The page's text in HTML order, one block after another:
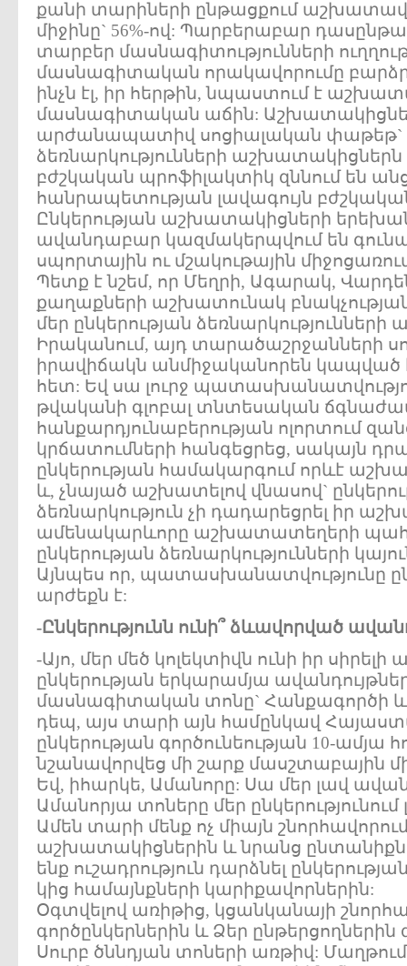
քանի տարիների ընթացքում
միջինը` 56%-ով: Պարբերաբար
տարբեր մասնագիտությունների
մասնագիտական որակավորումը
ինչն էլ, իր հերթին, նպաստում է
մասնագիտական աճին:
արժանապատիվ սոցիալական փաթեթ`
ձեռնարկությունների
բժշկական պրոֆիլակտիկ զննում են
հանրապետության լավագույն
Ընկերության աշխատակիցների
ավանդաբար կազմակերպվում են
սպորտային ու մշակութային
Պետք է նշեմ, որ Մեղրի, Ագարակ,
քաղաքների աշխատունակ բնակչության
մեր ընկերության
Իրականում, այդ տարածաշրջանների
իրավիճակն անմիջականորեն կապված է
հետ: Եվ սա լուրջ
թվականի գլոբալ տնտեսական
հանքարդյունաբերության ոլորտում
կրճատումների հանգեցրեց, սակայն
ընկերության համակարգում որևէ
և, չնայած աշխատելով վնասով`
ձեռնարկություն չի դադարեցրել իր
ամենակարևորը աշխատատեղերի
ընկերության ձեռնարկությունների
Այնպես որ, պատասխանատվությունը
արժեքն է:
-Ընկերությունն ունի՞ ձևավորված
-Այո, մեր մեծ կոլեկտիվն ունի իր սիրելի
ընկերության երկարամյա
մասնագիտական տոնը` Հանքագործի և
դեպ, այս տարի այն համընկավ
ընկերության գործունեության 10-ամյա
նշանավորվեց մի շարք մասշտաբային
Եվ, իհարկե, Ամանորը: Սա մեր լավ
Ամանորյա տոները մեր ընկերությունում
Ամեն տարի մենք ոչ միայն
աշխատակիցներին և նրանց
ենք ուշադրություն դարձնել
կից համայնքների կարիքավորներին:
Օգտվելով առիթից, կցանկանայի
գործընկերներին և Ձեր
Սուրբ ծննդյան տոների առթիվ: